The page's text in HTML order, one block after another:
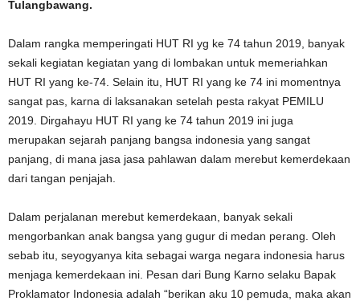
Tulangbawang.
Dalam rangka memperingati HUT RI yg ke 74 tahun 2019, banyak
sekali kegiatan kegiatan yang di lombakan untuk memeriahkan
HUT RI yang ke-74. Selain itu, HUT RI yang ke 74 ini momentnya
sangat pas, karna di laksanakan setelah pesta rakyat PEMILU
2019. Dirgahayu HUT RI yang ke 74 tahun 2019 ini juga
merupakan sejarah panjang bangsa indonesia yang sangat
panjang, di mana jasa jasa pahlawan dalam merebut kemerdekaan
dari tangan penjajah.
Dalam perjalanan merebut kemerdekaan, banyak sekali
mengorbankan anak bangsa yang gugur di medan perang. Oleh
sebab itu, seyogyanya kita sebagai warga negara indonesia harus
menjaga kemerdekaan ini. Pesan dari Bung Karno selaku Bapak
Proklamator Indonesia adalah “berikan aku 10 pemuda, maka akan